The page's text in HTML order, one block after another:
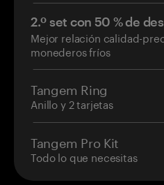
2.º set con 50 % de
Mejor relación calidad-
monederos fríos
Tangem Ring
Anillo y 2 tarjetas
Tangem Pro Kit
Todo lo que necesitas